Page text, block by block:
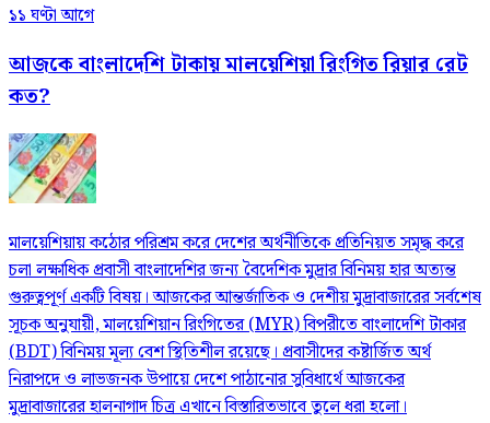
১১ ঘণ্টা আগে
আজকে বাংলাদেশি টাকায় মালয়েশিয়া রিংগিত রিয়ার রেট
কত?
মালয়েশিয়ায় কঠোর পরিশ্রম করে দেশের অর্থনীতিকে প্রতিনিয়ত সমৃদ্ধ করে
চলা লক্ষাধিক প্রবাসী বাংলাদেশির জন্য বৈদেশিক মুদ্রার বিনিময় হার অত্যন্ত
গুরুত্বপূর্ণ একটি বিষয়। আজকের আন্তর্জাতিক ও দেশীয় মুদ্রাবাজারের সর্বশেষ
সূচক অনুযায়ী, মালয়েশিয়ান রিংগিতের (MYR) বিপরীতে বাংলাদেশি টাকার
(BDT) বিনিময় মূল্য বেশ স্থিতিশীল রয়েছে। প্রবাসীদের কষ্টার্জিত অর্থ
নিরাপদে ও লাভজনক উপায়ে দেশে পাঠানোর সুবিধার্থে আজকের
মুদ্রাবাজারের হালনাগাদ চিত্র এখানে বিস্তারিতভাবে তুলে ধরা হলো।